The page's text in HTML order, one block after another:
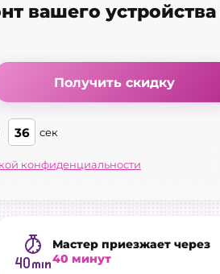
вашего устройства
Получить скидку
35 сек
конфиденциальности
Мастер приезжает через
40 минут